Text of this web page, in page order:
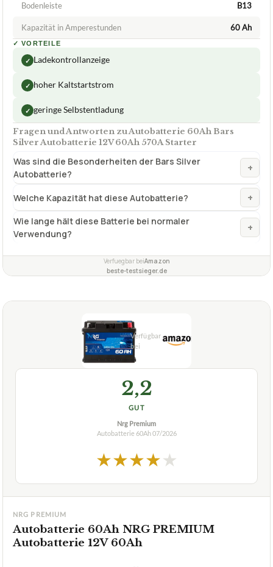
Bodenleiste B13
Kapazität in Amperestunden 60 Ah
✓ VORTEILE
✓ Ladekontrollanzeige
✓ hoher Kaltstartstrom
✓ geringe Selbstentladung
Fragen und Antworten zu Autobatterie 60Ah Bars
Silver Autobatterie 12V 60Ah 570A Starter
Was sind die Besonderheiten der Bars Silver
Autobatterie?
+
Welche Kapazität hat diese Autobatterie? +
Wie lange hält diese Batterie bei normaler
Verwendung?
+
Verfuegbar beiAmazon
beste-testsieger.de
2,2
GUT
Nrg Premium
Autobatterie 60Ah07/2026
★★★★★
NRG PREMIUM
Autobatterie 60Ah NRG PREMIUM
Autobatterie 12V 60Ah